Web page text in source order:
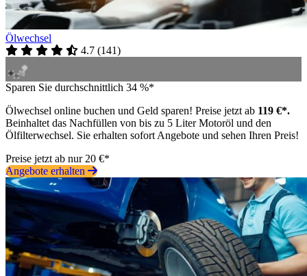
Ölwechsel
4.7 (141)
Sparen Sie durchschnittlich 34 %*
Ölwechsel online buchen und Geld sparen! Preise jetzt ab 119 €*.
Beinhaltet das Nachfüllen von bis zu 5 Liter Motoröl und den
Ölfilterwechsel. Sie erhalten sofort Angebote und sehen Ihren Preis!
Preise jetzt ab nur 20 €*
Angebote erhalten